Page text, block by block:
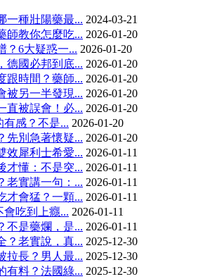
一種壯陽藥最... 2024-03-21
師教你怎麼吃... 2026-01-20
？6大疑惑一... 2026-01-20
德國必邦到底... 2026-01-20
跟時間？藥師... 2026-01-20
被另一半發現... 2026-01-20
直被誤會！必... 2026-01-20
有感？不是... 2026-01-20
先別急著懷疑... 2026-01-20
效犀利士希愛... 2026-01-11
才懂：不是突... 2026-01-11
老實講一句：... 2026-01-11
才會猛？一顆... 2026-01-11
會吃到上癮... 2026-01-11
不是藥爛，是... 2026-01-11
？老實說，真... 2025-12-30
拉長？男人最... 2025-12-30
有料？法國綠... 2025-12-30